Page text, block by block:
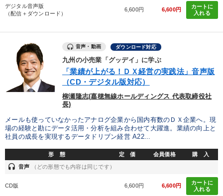
デジタル音声版
（配信＋ダウンロード）
6,600円 6,600円
カートに
入れる
音声・動画 ダウンロード対応
九州の小売業「グッデイ」に学ぶ
「業績が上がる！ＤＸ経営の実践法」音声版
（CD・デジタル版対応）
柳瀬隆志(嘉穂無線ホールディングス 代表取締役社
長)
メールも使っていなかったアナログ企業から国内有数のＤＸ企業へ。現
場の経験と勘にデータ活用・分析を組み合わせて大躍進。業績の向上と
社員の成長を実現するデータドリブン経営 A22...
形 態 定 価 会員価格 購 入
headset 音声 （どの形態でも内容は同じです）
CD版 6,600円 6,600円
カートに
入れる